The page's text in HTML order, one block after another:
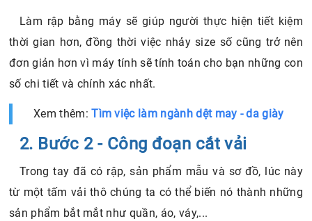
Làm rập bằng máy sẽ giúp người thực hiện tiết kiệm
thời gian hơn, đồng thời việc nhảy size số cũng trở nên
đơn giản hơn vì máy tính sẽ tính toán cho bạn những con
số chi tiết và chính xác nhất.
Xem thêm:Tìm việc làm ngành dệt may - da giày
2. Bước 2 - Công đoạn cắt vải
Trong tay đã có rập, sản phẩm mẫu và sơ đồ, lúc này
từ một tấm vải thô chúng ta có thể biến nó thành những
sản phẩm bắt mắt như quần, áo, váy,...